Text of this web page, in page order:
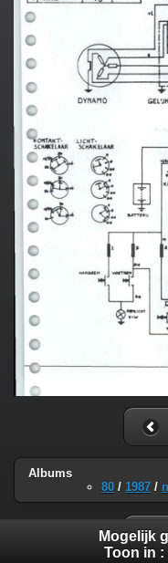
Albums
80 / 1987 /
Mogelijk
Toon in :